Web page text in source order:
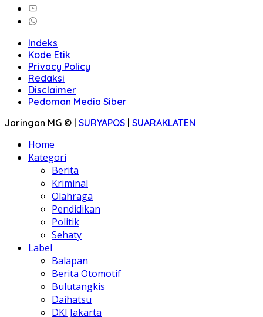
Indeks
Kode Etik
Privacy Policy
Redaksi
Disclaimer
Pedoman Media Siber
Jaringan MG © | SURYAPOS | SUARAKLATEN
Home
Kategori
Berita
Kriminal
Olahraga
Pendidikan
Politik
Sehaty
Label
Balapan
Berita Otomotif
Bulutangkis
Daihatsu
DKI Jakarta